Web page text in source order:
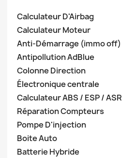
Calculateur D'Airbag
Calculateur Moteur
Anti-Démarrage (immo off)
Antipollution AdBlue
Colonne Direction
Électronique centrale
Calculateur ABS / ESP / ASR
Réparation Compteurs
Pompe D'injection
Boite Auto
Batterie Hybride